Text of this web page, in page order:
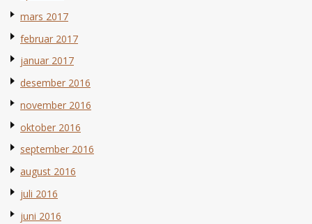
mars 2017
februar 2017
januar 2017
desember 2016
november 2016
oktober 2016
september 2016
august 2016
juli 2016
juni 2016